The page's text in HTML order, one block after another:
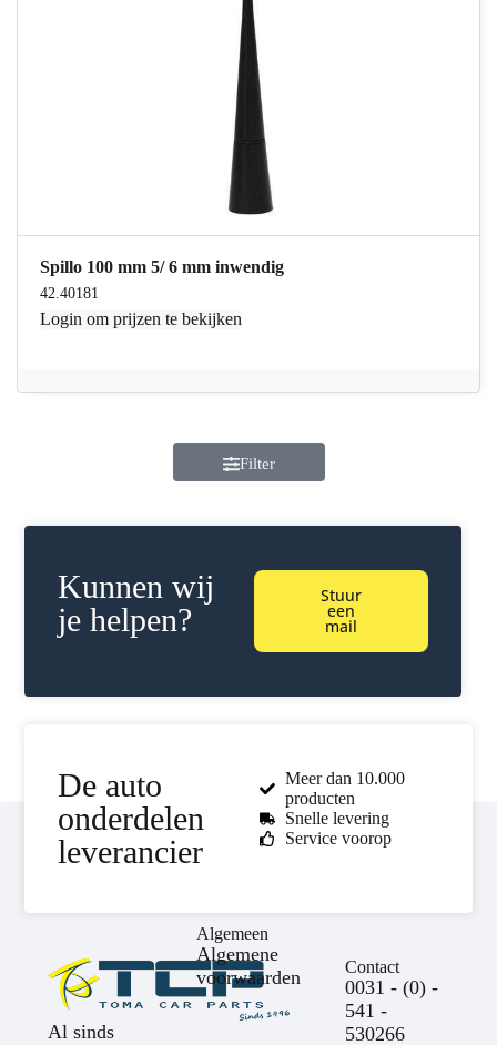
Spillo 100 mm 5/ 6 mm inwendig
42.40181
Login om prijzen te bekijken
Filter
Kunnen wij
je helpen?
Stuur
een
mail
De auto
onderdelen
leverancier
Meer dan 10.000
producten
Snelle levering
Service voorop
Al sinds
Algemeen
Algemene
voorwaarden
Contact
0031 - (0) -
541 -
530266